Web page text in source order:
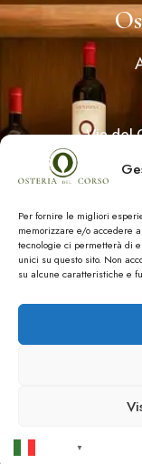
Per fornire le migliori
memorizzare e/o accedere
tecnologie ci permetterà di
unici su questo sito. Non
su alcune caratteristiche e
Via del
▼